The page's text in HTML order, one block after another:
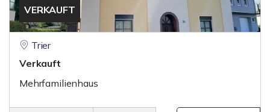
VERKAUFT
Trier
Verkauft
Mehrfamilienhaus